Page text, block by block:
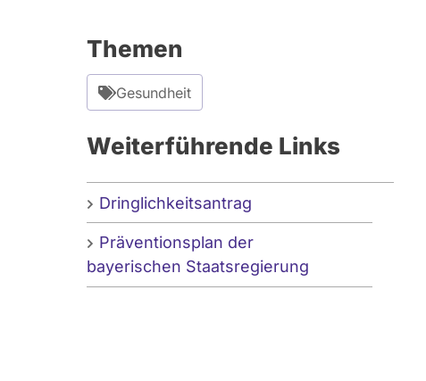
Themen
Gesundheit
Weiterführende Links
Dringlichkeitsantrag
Präventionsplan der
bayerischen Staatsregierung